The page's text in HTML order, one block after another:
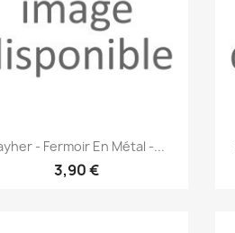
 Aperçu rapide
- Fermoir En Métal -...
3,90 €